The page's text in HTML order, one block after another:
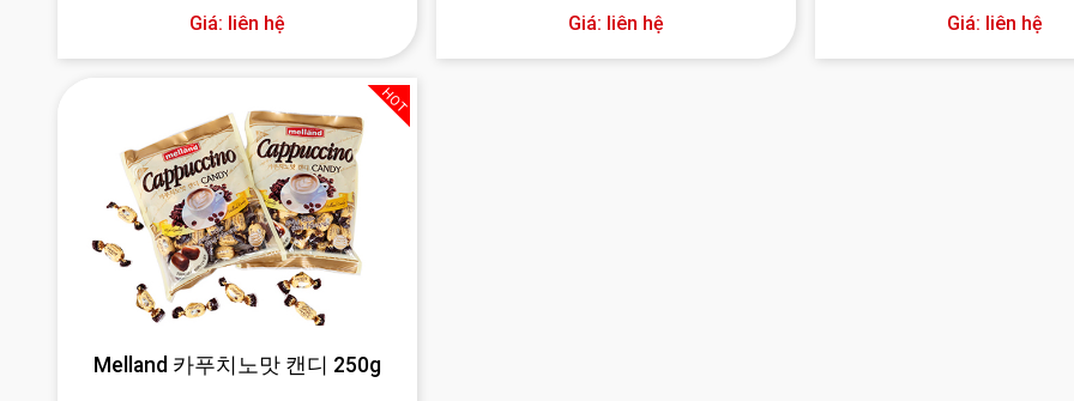
Giá: liên hệ Giá: liên hệ Giá: liên hệ
HOT
Melland 카푸치노맛 캔디 250g